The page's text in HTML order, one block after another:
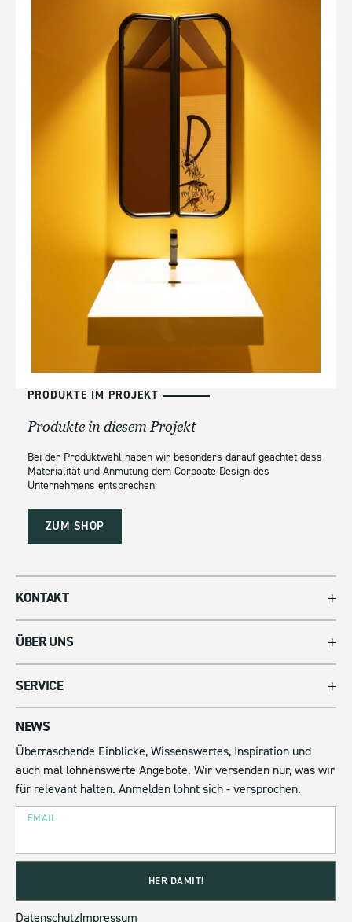
PRODUKTE IM PROJEKT
Produkte in diesem Projekt
Bei der Produktwahl haben wir besonders darauf geachtet dass
Materialität und Anmutung dem Corpoate Design des
Unternehmens entsprechen
ZUM SHOP
KONTAKT
ÜBER UNS
SERVICE
NEWS
Überraschende Einblicke, Wissenswertes, Inspiration und
auch mal lohnenswerte Angebote. Wir versenden nur, was wir
für relevant halten. Anmelden lohnt sich - versprochen.
HER DAMIT!
DatenschutzImpressum